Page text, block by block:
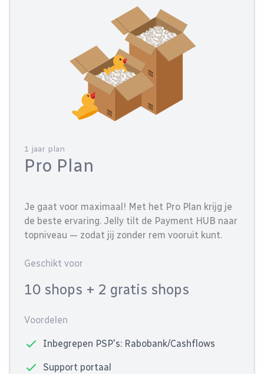
1 jaar plan
Pro Plan
Je gaat voor maximaal! Met het Pro Plan krijg je
de beste ervaring. Jelly tilt de Payment HUB naar
topniveau — zodat jij zonder rem vooruit kunt.
Geschikt voor
10 shops + 2 gratis shops
Voordelen
Inbegrepen PSP's: Rabobank/Cashflows
Support portaal